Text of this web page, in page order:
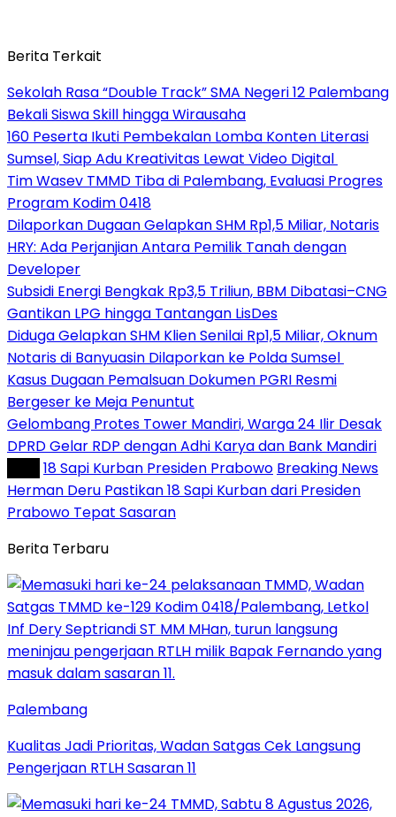
Berita Terkait
Sekolah Rasa “Double Track” SMA Negeri 12 Palembang
Bekali Siswa Skill hingga Wirausaha
160 Peserta Ikuti Pembekalan Lomba Konten Literasi
Sumsel, Siap Adu Kreativitas Lewat Video Digital ‎
Tim Wasev TMMD Tiba di Palembang, Evaluasi Progres
Program Kodim 0418
Dilaporkan Dugaan Gelapkan SHM Rp1,5 Miliar, Notaris
HRY: Ada Perjanjian Antara Pemilik Tanah dengan
Developer
Subsidi Energi Bengkak Rp3,5 Triliun, BBM Dibatasi–CNG
Gantikan LPG hingga Tantangan LisDes
Diduga Gelapkan SHM Klien Senilai Rp1,5 Miliar, Oknum
Notaris di Banyuasin Dilaporkan ke Polda Sumsel ‎
Kasus Dugaan Pemalsuan Dokumen PGRI Resmi
Bergeser ke Meja Penuntut
Gelombang Protes Tower Mandiri, Warga 24 Ilir Desak
DPRD Gelar RDP dengan Adhi Karya dan Bank Mandiri
18 Sapi Kurban Presiden Prabowo Breaking News
Herman Deru Pastikan 18 Sapi Kurban dari Presiden
Prabowo Tepat Sasaran
Berita Terbaru
Palembang
Kualitas Jadi Prioritas, Wadan Satgas Cek Langsung
Pengerjaan RTLH Sasaran 11